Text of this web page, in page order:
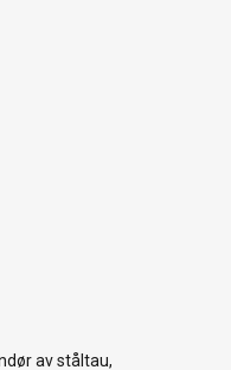
av ståltau,